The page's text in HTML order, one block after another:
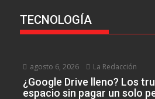
TECNOLOGÍA
agosto 6, 2026 La Redacción
¿Google Drive lleno? Los
espacio sin pagar un solo